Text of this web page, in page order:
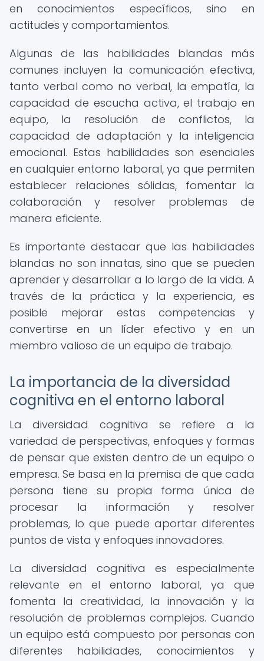
en conocimientos específicos, sino en
actitudes y comportamientos.
Algunas de las habilidades blandas más
comunes incluyen la comunicación efectiva,
tanto verbal como no verbal, la empatía, la
capacidad de escucha activa, el trabajo en
equipo, la resolución de conflictos, la
capacidad de adaptación y la inteligencia
emocional. Estas habilidades son esenciales
en cualquier entorno laboral, ya que permiten
establecer relaciones sólidas, fomentar la
colaboración y resolver problemas de
manera eficiente.
Es importante destacar que las habilidades
blandas no son innatas, sino que se pueden
aprender y desarrollar a lo largo de la vida. A
través de la práctica y la experiencia, es
posible mejorar estas competencias y
convertirse en un líder efectivo y en un
miembro valioso de un equipo de trabajo.
La importancia de la diversidad
cognitiva en el entorno laboral
La diversidad cognitiva se refiere a la
variedad de perspectivas, enfoques y formas
de pensar que existen dentro de un equipo o
empresa. Se basa en la premisa de que cada
persona tiene su propia forma única de
procesar la información y resolver
problemas, lo que puede aportar diferentes
puntos de vista y enfoques innovadores.
La diversidad cognitiva es especialmente
relevante en el entorno laboral, ya que
fomenta la creatividad, la innovación y la
resolución de problemas complejos. Cuando
un equipo está compuesto por personas con
diferentes habilidades, conocimientos y